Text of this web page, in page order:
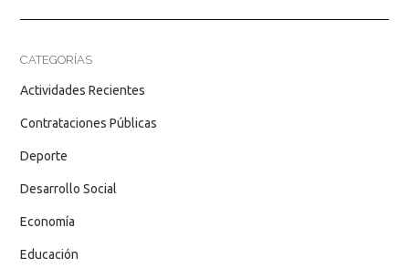
CATEGORÍAS
Actividades Recientes
Contrataciones Públicas
Deporte
Desarrollo Social
Economía
Educación